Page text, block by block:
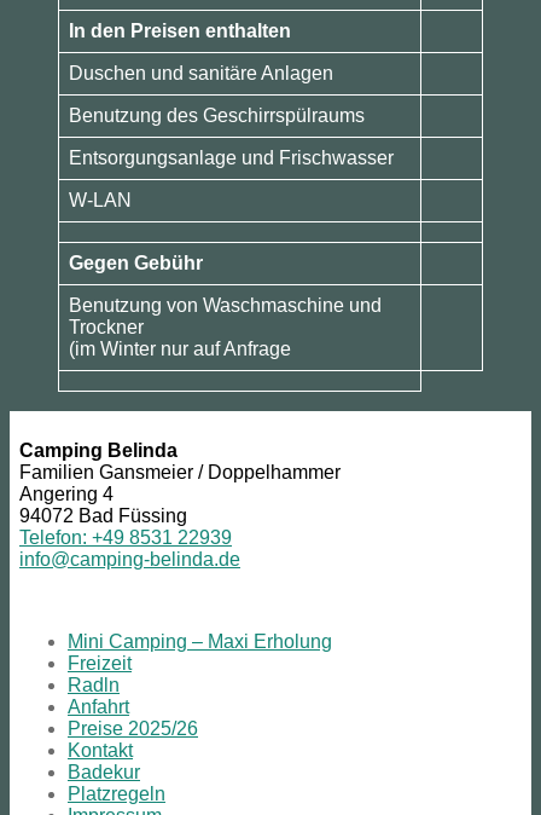
In den Preisen enthalten
Duschen und sanitäre Anlagen
Benutzung des Geschirrspülraums
Entsorgungsanlage und Frischwasser
W-LAN
Gegen Gebühr
Benutzung von Waschmaschine und
Trockner
(im Winter nur auf Anfrage
Camping Belinda
Familien Gansmeier / Doppelhammer
Angering 4
94072 Bad Füssing
Telefon: +49 8531 22939
info@camping-belinda.de
Mini Camping – Maxi Erholung
Freizeit
Radln
Anfahrt
Preise 2025/26
Kontakt
Badekur
Platzregeln